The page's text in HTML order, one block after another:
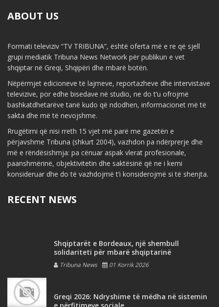
ABOUT US
Formati televiziv “TV TRIBUNA”, është oferta më e re që sjell
grupi mediatik Tribuna News Network për publikun e vet
shqiptar në Greqi, Shqipëri dhe mbarë botën.
Nëpërmjet edicioneve të lajmeve, reportazheve dhe intervistave
televizive, por edhe bisedave në studio, ne do t’u ofrojmë
bashkatdhetarëve tanë kudo që ndodhen, informacionet më të
sakta dhe më të nevojshme.
Rrugëtimi që nisi rreth 15 vjet më parë me gazetën e
përjavshme Tribuna (shkurt 2004), vazhdon pa ndërprerje dhe
më e rëndësishmja: pa cënuar aspak vlerat profesionale,
paanshmërinë, objektivitetin dhe saktësinë që ne i kemi
konsideruar dhe do të vazhdojmë t’i konsiderojmë si të shenjta.
RECENT NEWS
Shqiptarët e Bordeaux, një shembull
solidariteti për mbarë shqiptarinë
Tribuna News 01 Korrik 2026
Greqi 2026: Ndryshime të mëdha në sistemin